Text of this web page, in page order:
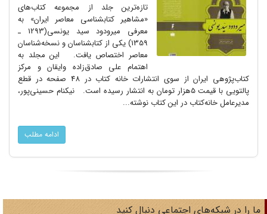
تازه‌ترین جلد از مجموعه کتاب‌های
«مشاهیر کتابشناسی معاصر ایران» به
معرفی میرودود سید یونسی(1293 ـ
1359) یکی از کتابشناسان و نسخه‌شناسان
معاصر اختصاص یافت. این مجلد به
اهتمام علی صادق‌زاده وایقان و مرکز
کتاب‌پژوهی ایران از سوی انتشارات خانه کتاب در 48 صفحه در قطع
پالتویی با قیمت 5هزار تومان به انتشار رسیده است. نیکنام حسینی‌پور،
مدیرعامل خانه‌کتاب در این کتاب نوشته...
ادامه مطلب
را در شبکه‌های اجتماعی دنبال کنید